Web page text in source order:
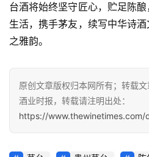
动
态
台酒将始终坚守匠心，贮足陈
生活，携手茅友，续写中华诗
之雅韵。
原创文章版权归本网所有；转载文
酒业时报，转载请注明出处：
https://www.thewinetimes.com/